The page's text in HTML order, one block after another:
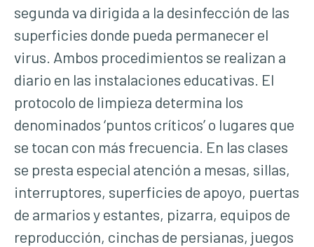
segunda va dirigida a la desinfección de las
superficies donde pueda permanecer el
virus. Ambos procedimientos se realizan a
diario en las instalaciones educativas. El
protocolo de limpieza determina los
denominados ‘puntos críticos’ o lugares que
se tocan con más frecuencia. En las clases
se presta especial atención a mesas, sillas,
interruptores, superficies de apoyo, puertas
de armarios y estantes, pizarra, equipos de
reproducción, cinchas de persianas, juegos